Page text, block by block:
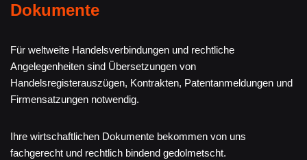
Dokumente
Für weltweite Handelsverbindungen und rechtliche
Angelegenheiten sind Übersetzungen von
Handelsregisterauszügen, Kontrakten, Patentanmeldungen und
Firmensatzungen notwendig.
Ihre wirtschaftlichen Dokumente bekommen von uns
fachgerecht und rechtlich bindend gedolmetscht.